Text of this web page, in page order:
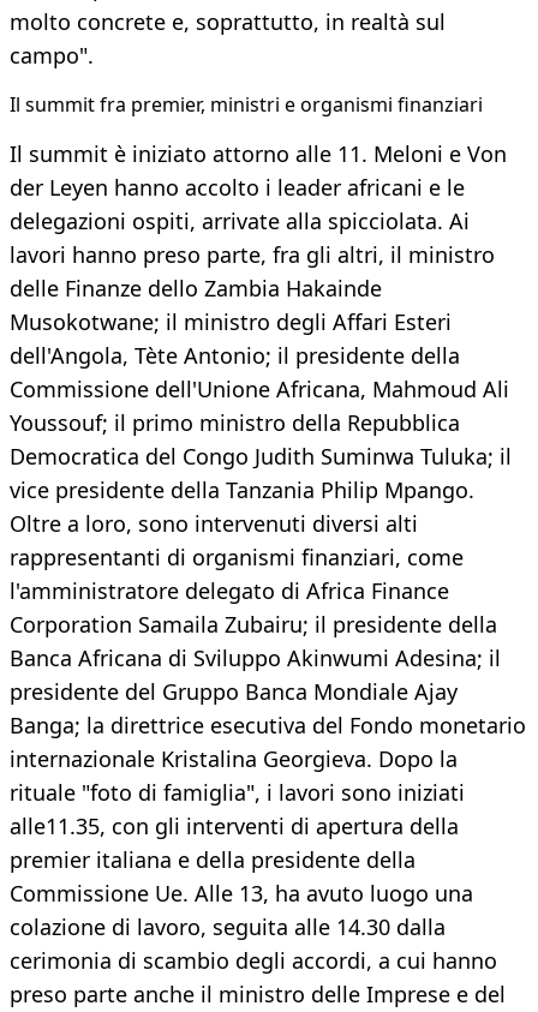
molto concrete e, soprattutto, in realtà sul
campo".
Il summit fra premier, ministri e organismi finanziari
Il summit è iniziato attorno alle 11. Meloni e Von
der Leyen hanno accolto i leader africani e le
delegazioni ospiti, arrivate alla spicciolata. Ai
lavori hanno preso parte, fra gli altri, il ministro
delle Finanze dello Zambia Hakainde
Musokotwane; il ministro degli Affari Esteri
dell'Angola, Tète Antonio; il presidente della
Commissione dell'Unione Africana, Mahmoud Ali
Youssouf; il primo ministro della Repubblica
Democratica del Congo Judith Suminwa Tuluka; il
vice presidente della Tanzania Philip Mpango.
Oltre a loro, sono intervenuti diversi alti
rappresentanti di organismi finanziari, come
l'amministratore delegato di Africa Finance
Corporation Samaila Zubairu; il presidente della
Banca Africana di Sviluppo Akinwumi Adesina; il
presidente del Gruppo Banca Mondiale Ajay
Banga; la direttrice esecutiva del Fondo monetario
internazionale Kristalina Georgieva. Dopo la
rituale "foto di famiglia", i lavori sono iniziati
alle11.35, con gli interventi di apertura della
premier italiana e della presidente della
Commissione Ue. Alle 13, ha avuto luogo una
colazione di lavoro, seguita alle 14.30 dalla
cerimonia di scambio degli accordi, a cui hanno
preso parte anche il ministro delle Imprese e del